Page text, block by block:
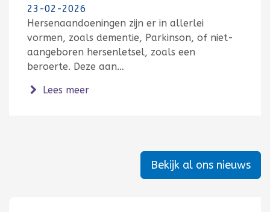
23-02-2026
Hersenaandoeningen zijn er in allerlei
vormen, zoals dementie, Parkinson, of niet-
aangeboren hersenletsel, zoals een
beroerte. Deze aan…
Lees meerover Breinpunt
Bekijk al ons nieuws